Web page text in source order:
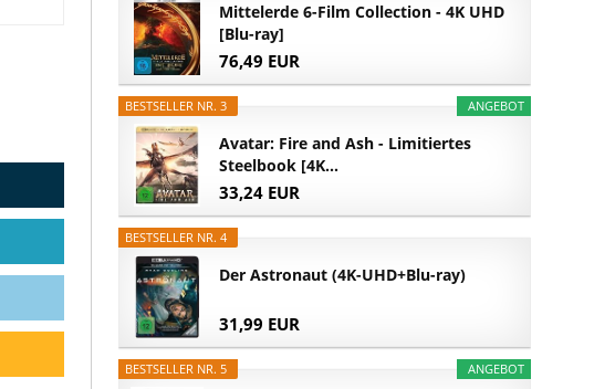
Mittelerde 6-Film Collection - 4K UHD
[Blu-ray]
76,49 EUR
ANGEBOT
BESTSELLER NR. 3
Avatar: Fire and Ash - Limitiertes
Steelbook [4K...
33,24 EUR
BESTSELLER NR. 4
Der Astronaut (4K-UHD+Blu-ray)
31,99 EUR
ANGEBOT
BESTSELLER NR. 5